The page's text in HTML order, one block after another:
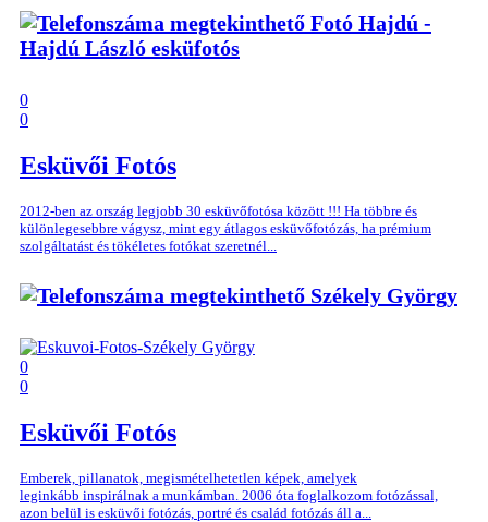
Fotó Hajdú -
Hajdú László esküfotós
0
0
Esküvői Fotós
2012-ben az ország legjobb 30 esküvőfotósa között !!! Ha többre és
különlegesebbre vágysz, mint egy átlagos esküvőfotózás, ha prémium
szolgáltatást és tökéletes fotókat szeretnél...
Székely György
0
0
Esküvői Fotós
Emberek, pillanatok, megismételhetetlen képek, amelyek
leginkább inspirálnak a munkámban. 2006 óta foglalkozom fotózással,
azon belül is esküvői fotózás, portré és család fotózás áll a...